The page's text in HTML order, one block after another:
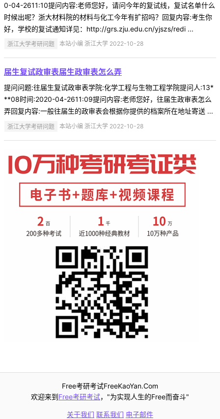
0-04-2611:10提问内容:老师您好，请问今年的复试线，复试名单什么
时候出呢？浙大材料院的材料与化工今年有扩招吗？回复内容:考生你
好，学校的复试通知详见：http://grs.zju.edu.cn/yjszs/redi ...
浙江大学考研问题 本站小编 浙江大学 2022-10-28
届生复试政审表届生政审表怎么弄
提问问题:往届生复试政审表学院:化学工程与生物工程学院提问人:13*
**08时间:2020-04-2611:09提问内容:老师您好，往届生政审表怎么
弄回复内容:一般往届生的政审表会根据你提供的档案所在地址寄送 ...
浙江大学考研问题 本站小编 浙江大学 2022-10-28
Free考研考试FreeKaoYan.Com
欢迎来到Free考研考试，"为实现人生的Free而奋斗"
关于我们 联系我们 电子邮件